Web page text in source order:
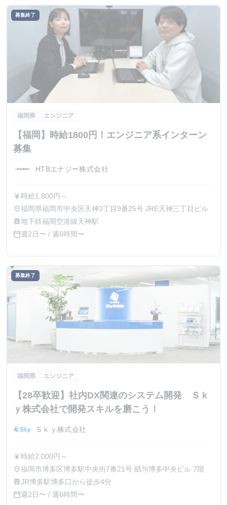
募集終了
福岡県 エンジニア
【福岡】時給1800円！エンジニア系インターン
募集
HTBエナジー株式会社
currency_yen 時給1,800円～
place福岡県福岡市中央区天神3丁目9番25号 JRE天神三丁目ビル
train地下鉄福岡空港線天神駅
calendar_today週2日〜 / 週6時間〜
募集終了
福岡県 エンジニア
【28卒歓迎】社内DX関連のシステム開発 Ｓｋ
ｙ株式会社で開発スキルを磨こう！
Ｓｋｙ株式会社
currency_yen 時給2,000円～
place福岡市博多区博多駅中央街7番21号 紙与博多中央ビル 7階
trainJR博多駅博多口から徒歩4分
calendar_today週2日〜 / 週6時間〜